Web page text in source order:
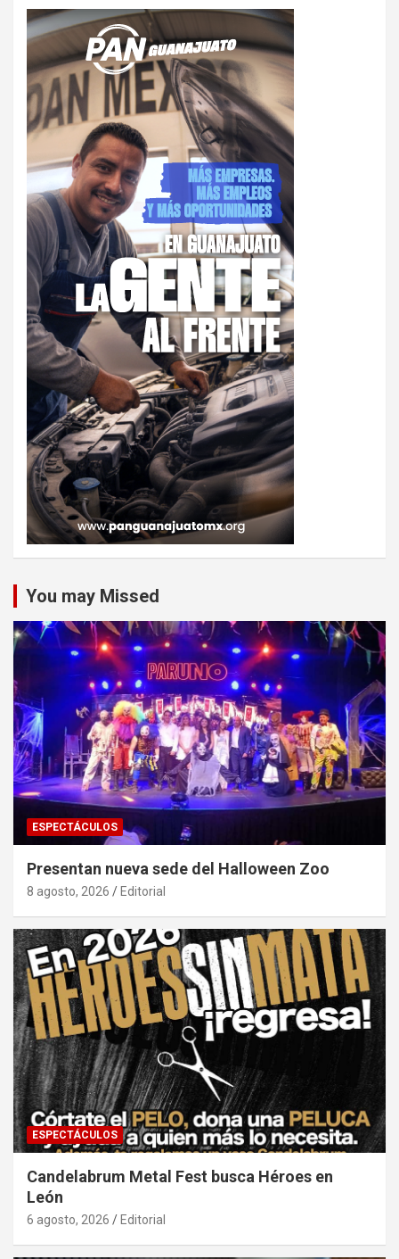
You may Missed
ESPECTÁCULOS
Presentan nueva sede del Halloween Zoo
8 agosto, 2026 Editorial
ESPECTÁCULOS
Candelabrum Metal Fest busca Héroes en
León
6 agosto, 2026 Editorial